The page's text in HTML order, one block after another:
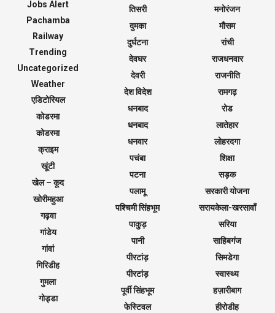
Jobs Alert
Pachamba
Railway
Trending
Uncategorized
Weather
एडिटोरियल
कोडरमा
कोडरमा
क्राइम
खूंटी
खेल – कूद
खोरीमहुआ
गढ़वा
गांडेय
गांवां
गिरिडीह
गुमला
गोड्डा
तिसरी
दुमका
दुर्घटना
देवघर
देवरी
देश विदेश
धनबाद
धनबाद
धनवार
पचंबा
पटना
पलामू
पश्चिमी सिंहभूम
पाकुड़
पानी
पीरटांड़
पीरटांड़
पूर्वी सिंहभूम
फेस्टिवल
मनोरंजन
मौसम
रांची
राजधनवार
राजनीति
रामगढ़
रोड
लातेहार
लोहरदगा
शिक्षा
सड़क
सरकारी योजना
सरायकेला-खरसावाँ
सरिया
साहिबगंज
सिमडेगा
स्वास्थ्य
हज़ारीबाग
हीरोडीह